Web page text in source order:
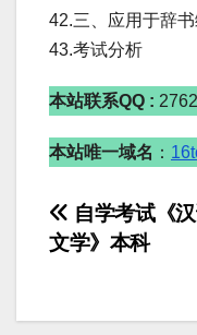
42.三、应用于辞
43.考试分析
本站联系QQ :
本站唯一域名 ：
文
章
导
自学考试《
文学》本科